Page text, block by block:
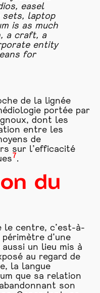
easel
sets, laptop
is as much
a craft, a
entity
for
de la lignée
portée par
dont les
entre les
de
sur l’efficacité
7 .
du
le centre, c’est-à-
d’une
un lieu mis à
au regard de
la langue
que sa relation
son